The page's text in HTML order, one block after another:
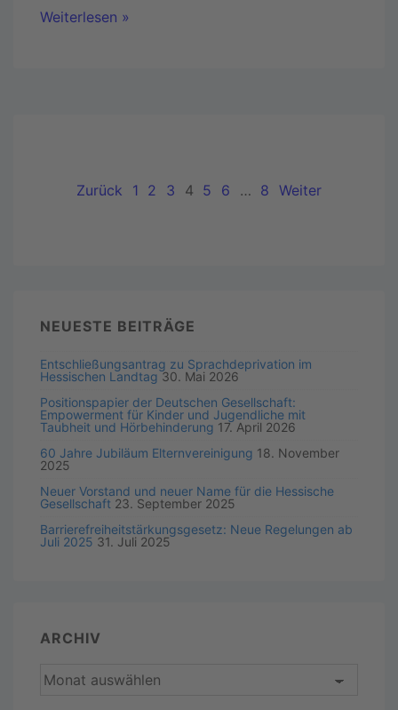
Weiterlesen »
Zurück 1 2 3 4 5 6 … 8 Weiter
NEUESTE BEITRÄGE
Entschließungsantrag zu Sprachdeprivation im
Hessischen Landtag 30. Mai 2026
Positionspapier der Deutschen Gesellschaft:
Empowerment für Kinder und Jugendliche mit
Taubheit und Hörbehinderung 17. April 2026
60 Jahre Jubiläum Elternvereinigung 18. November
2025
Neuer Vorstand und neuer Name für die Hessische
Gesellschaft 23. September 2025
Barrierefreiheitstärkungsgesetz: Neue Regelungen ab
Juli 2025 31. Juli 2025
ARCHIV